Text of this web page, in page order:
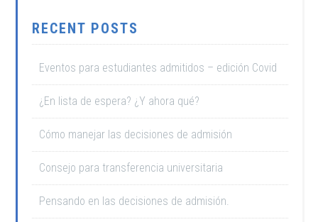
RECENT POSTS
Eventos para estudiantes admitidos – edición Covid
¿En lista de espera? ¿Y ahora qué?
Cómo manejar las decisiones de admisión
Consejo para transferencia universitaria
Pensando en las decisiones de admisión.